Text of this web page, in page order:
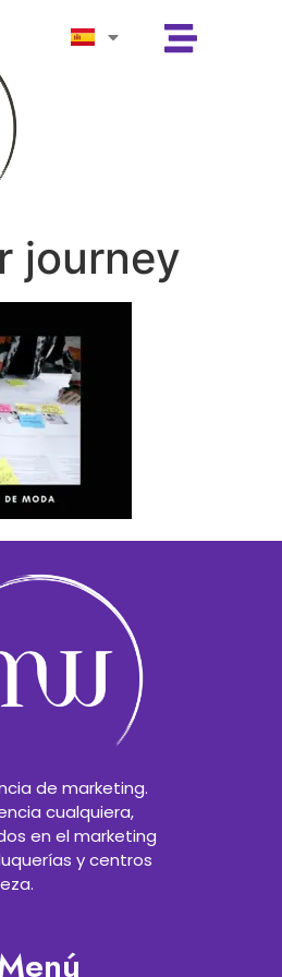
journey
de marketing.
cualquiera,
en el marketing
y centros